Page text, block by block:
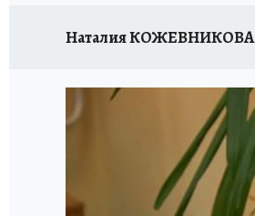
Наталия КОЖЕВНИКОВА